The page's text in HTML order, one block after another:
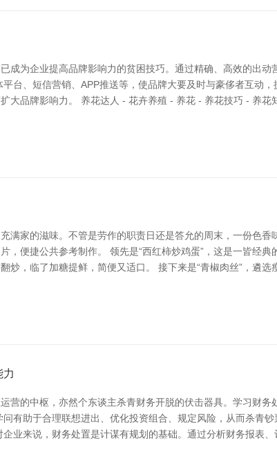
成为企业提高品牌影响力的贫困技巧。通过精确、高效的出
台、短信营销、APP推送等，使品牌大要及时与豪侈者互动
大品牌影响力。 养花达人 - 花卉养殖 - 养花 - 养花技巧 - 养
满家的滋味。不管是劳作的职责日还是答允的周末，一份色
，便捷公共参考制作。 领先是“西红柿炒鸡蛋”，这是一皆经
炒，临了加糖提鲜，简便又适口。 接下来是“青椒肉丝”，遴
力
营的中枢，亦然个东谈主杀青财务开脱的伏击器具。学习财
有助于合理联想进出、优化投资组合、规定风险，从而杀青
业来说，财务处置是计谋有规划的基础。通过分析财务报表